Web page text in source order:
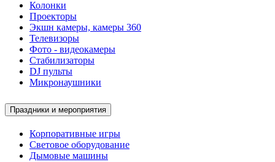
Колонки
Проекторы
Экшн камеры, камеры 360
Телевизоры
Фото - видеокамеры
Стабилизаторы
DJ пульты
Микронаушники
Праздники и мероприятия
Корпоративные игры
Световое оборудование
Дымовые машины